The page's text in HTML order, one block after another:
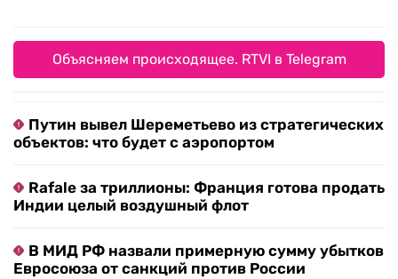
Объясняем происходящее. RTVI в Telegram
Путин вывел Шереметьево из стратегических
объектов: что будет с аэропортом
Rafale за триллионы: Франция готова продать
Индии целый воздушный флот
В МИД РФ назвали примерную сумму убытков
Евросоюза от санкций против России